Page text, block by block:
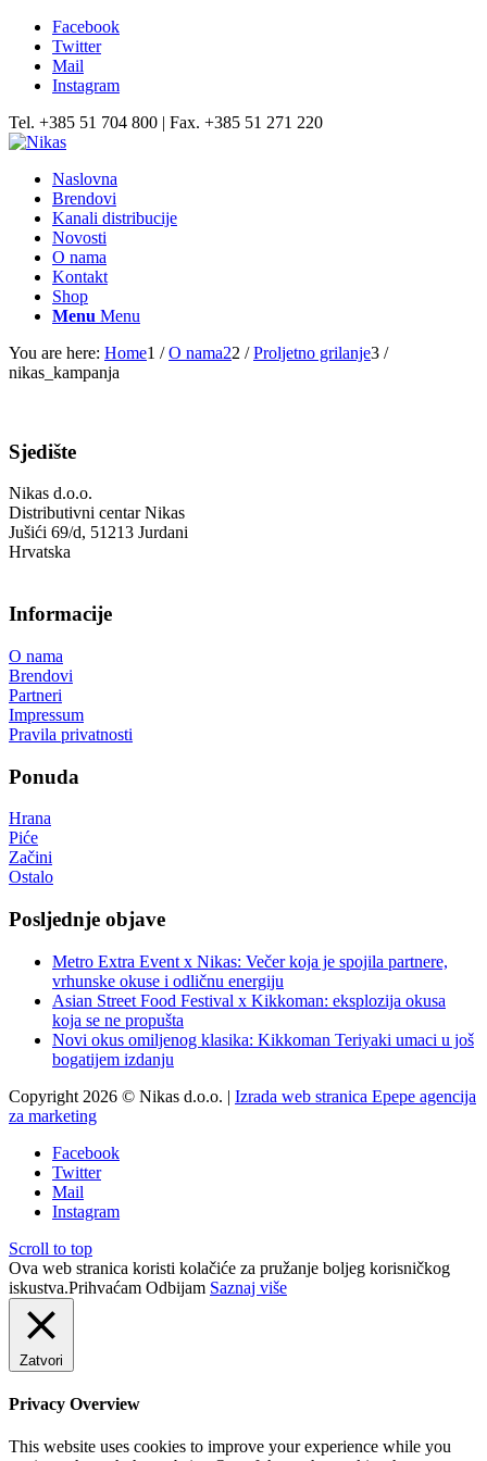
Facebook
Twitter
Mail
Instagram
Tel. +385 51 704 800 | Fax. +385 51 271 220
Naslovna
Brendovi
Kanali distribucije
Novosti
O nama
Kontakt
Shop
Menu Menu
You are here: Home1 / O nama22 / Proljetno grilanje3 /
nikas_kampanja
Sjedište
Nikas d.o.o.
Distributivni centar Nikas
Jušići 69/d, 51213 Jurdani
Hrvatska
Informacije
O nama
Brendovi
Partneri
Impressum
Pravila privatnosti
Ponuda
Hrana
Piće
Začini
Ostalo
Posljednje objave
Metro Extra Event x Nikas: Večer koja je spojila partnere,
vrhunske okuse i odličnu energiju
Asian Street Food Festival x Kikkoman: eksplozija okusa
koja se ne propušta
Novi okus omiljenog klasika: Kikkoman Teriyaki umaci u još
bogatijem izdanju
Copyright 2026 © Nikas d.o.o. | Izrada web stranica Epepe agencija
za marketing
Facebook
Twitter
Mail
Instagram
Scroll to top
Ova web stranica koristi kolačiće za pružanje boljeg korisničkog
iskustva.Prihvaćam Odbijam Saznaj više
Zatvori
Privacy Overview
This website uses cookies to improve your experience while you